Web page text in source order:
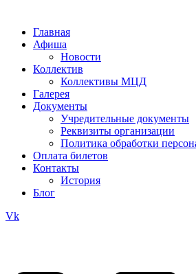
Главная
Афиша
Новости
Коллектив
Коллективы МЦД
Галерея
Документы
Учредительные документы
Реквизиты организации
Политика обработки
Оплата билетов
Контакты
История
Блог
Vk